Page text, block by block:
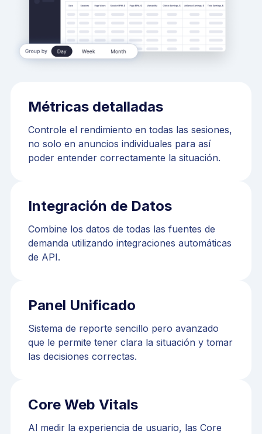
Métricas detalladas
Controle el rendimiento en todas las sesiones,
no solo en anuncios individuales para así
poder entender correctamente la situación.
Integración de Datos
Combine los datos de todas las fuentes de
demanda utilizando integraciones automáticas
de API.
Panel Unificado
Sistema de reporte sencillo pero avanzado
que le permite tener clara la situación y tomar
las decisiones correctas.
Core Web Vitals
Al medir la experiencia de usuario, las Core